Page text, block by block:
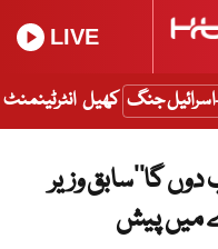
LIVE
اسرائیل جنگ کھیل انٹرٹینمنٹ
گا’’سابق وزیر
میں پیش